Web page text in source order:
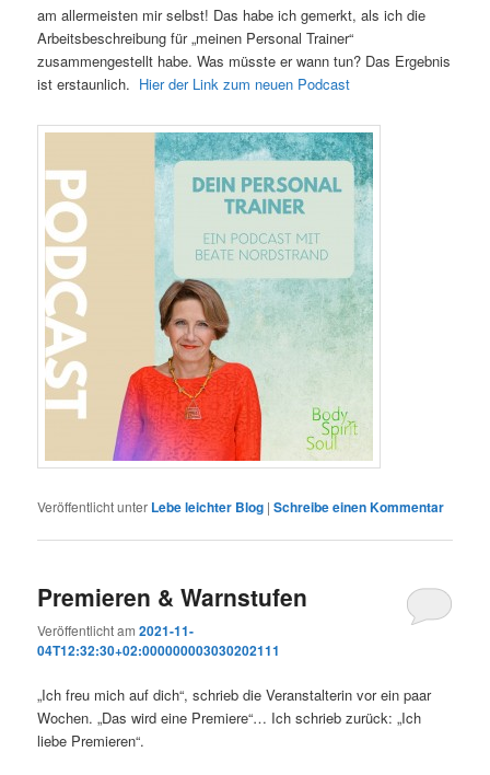
am allermeisten mir selbst! Das habe ich gemerkt, als ich die
Arbeitsbeschreibung für „meinen Personal Trainer“
zusammengestellt habe. Was müsste er wann tun? Das Ergebnis
ist erstaunlich. Hier der Link zum neuen Podcast
Veröffentlicht unter Lebe leichter Blog |Schreibe einen Kommentar
Premieren & Warnstufen
Veröffentlicht am2021-11-
04T12:32:30+02:000000003030202111
„Ich freu mich auf dich“, schrieb die Veranstalterin vor ein paar
Wochen. „Das wird eine Premiere“… Ich schrieb zurück: „Ich
liebe Premieren“.